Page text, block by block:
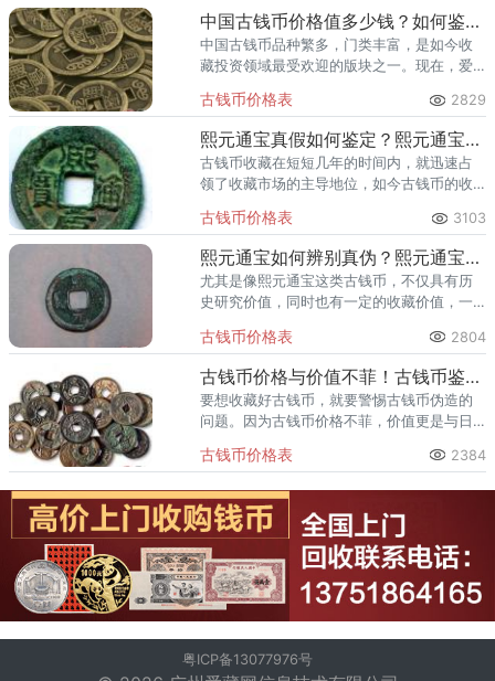
吗？
中国古钱币价格值多少钱？如何鉴定中国古钱币真伪？
中国古钱币品种繁多，门类丰富，是如今收
藏投资领域最受欢迎的版块之一。现在，爱
价格，一起来看看中国古钱币收藏价值与鉴
定真伪。
古钱币价格表 2829
熙元通宝真假如何鉴定？熙元通宝价格行情与收藏前景分析
古钱币收藏在短短几年的时间内，就迅速占
领了收藏市场的主导地位，如今古钱币的收
古钱币价格表 3103
熙元通宝如何辨别真伪？熙元通宝收藏价值分析
尤其是像熙元通宝这类古钱币，不仅具有历
史研究价值，同时也有一定的收藏价值，一
藏投资。
古钱币价格表 2804
古钱币价格与价值不菲！古钱币鉴定真伪有哪些方法？
要想收藏好古钱币，就要警惕古钱币伪造的
问题。因为古钱币价格不菲，价值更是与日
古钱币价格表 2384
粤ICP备13077976号